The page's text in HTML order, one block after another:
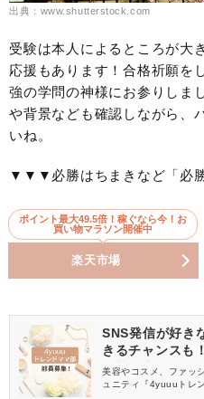
出典：www.shutterstock.com
受験は本人によるところが大
応援もあります！合格祈願を
強の学問の神様にお参りしま
や背景なども確認しながら、
いね。
▼▼▼必勝はちまきなど「必勝
ポイント最大49.5倍！稼ぐなら今！お
買い物マラソン開催中
楽天市場
SNS発信が好き
きるチャンスも
員募集中
美容やコスメ、ファッ
ュニティ『4yuuuトレ